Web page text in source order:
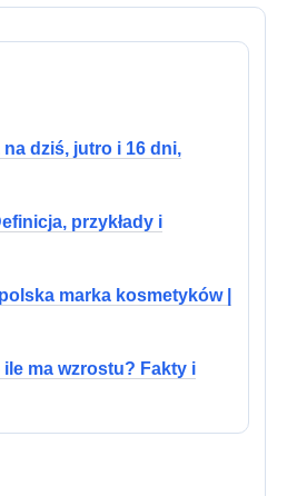
dziś, jutro i 16 dni,
przykłady i
marka kosmetyków |
ma wzrostu? Fakty i